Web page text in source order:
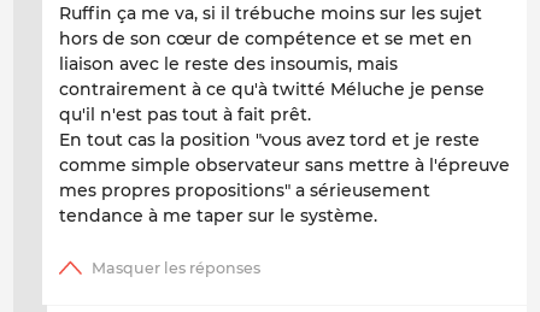
Ruffin ça me va, si il trébuche moins sur les sujet
hors de son cœur de compétence et se met en
liaison avec le reste des insoumis, mais
contrairement à ce qu'à twitté Méluche je pense
qu'il n'est pas tout à fait prêt.
En tout cas la position "vous avez tord et je reste
comme simple observateur sans mettre à l'épreuve
mes propres propositions" a sérieusement
tendance à me taper sur le système.